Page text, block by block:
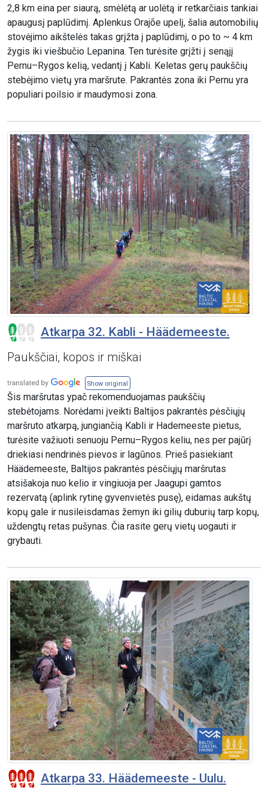
2,8 km eina per siaurą, smėlėtą ar uolėtą ir retkarčiais tankiai
apaugusį paplūdimį. Aplenkus Orajõe upelį, šalia automobilių
stovėjimo aikštelės takas grįžta į paplūdimį, o po to ~ 4 km
žygis iki viešbučio Lepanina. Ten turėsite grįžti į senąjį
Pernu–Rygos kelią, vedantį į Kabli. Keletas gerų paukščių
stebėjimo vietų yra maršrute. Pakrantės zona iki Pernu yra
populiari poilsio ir maudymosi zona.
Atkarpa 32. Kabli - Häädemeeste.
Paukščiai, kopos ir miškai
Show original
Šis maršrutas ypač rekomenduojamas paukščių
stebėtojams. Norėdami įveikti Baltijos pakrantės pėsčiųjų
maršruto atkarpą, jungiančią Kabli ir Hademeeste pietus,
turėsite važiuoti senuoju Pernu–Rygos keliu, nes per pajūrį
driekiasi nendrinės pievos ir lagūnos. Prieš pasiekiant
Häädemeeste, Baltijos pakrantės pėsčiųjų maršrutas
atsišakoja nuo kelio ir vingiuoja per Jaagupi gamtos
rezervatą (aplink rytinę gyvenvietės pusę), eidamas aukštų
kopų gale ir nusileisdamas žemyn iki gilių duburių tarp kopų,
uždengtų retas pušynas. Čia rasite gerų vietų uogauti ir
grybauti.
Atkarpa 33. Häädemeeste - Uulu.